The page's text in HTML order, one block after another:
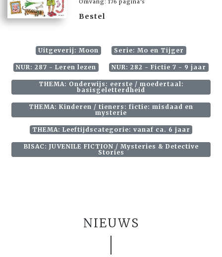
Omvang: 176 pagina's
Bestel
Uitgeverij: Moon Serie: Mo en Tijger
NUR: 287 - Leren lezen NUR: 282 - Fictie 7 - 9 jaar
THEMA: Onderwijs: eerste / moedertaal:
basisgeletterdheid
THEMA: Kinderen / tieners: fictie: misdaad en
mysterie
THEMA: Leeftijdscategorie: vanaf ca. 6 jaar
BISAC: JUVENILE FICTION / Mysteries & Detective
Stories
NIEUWS